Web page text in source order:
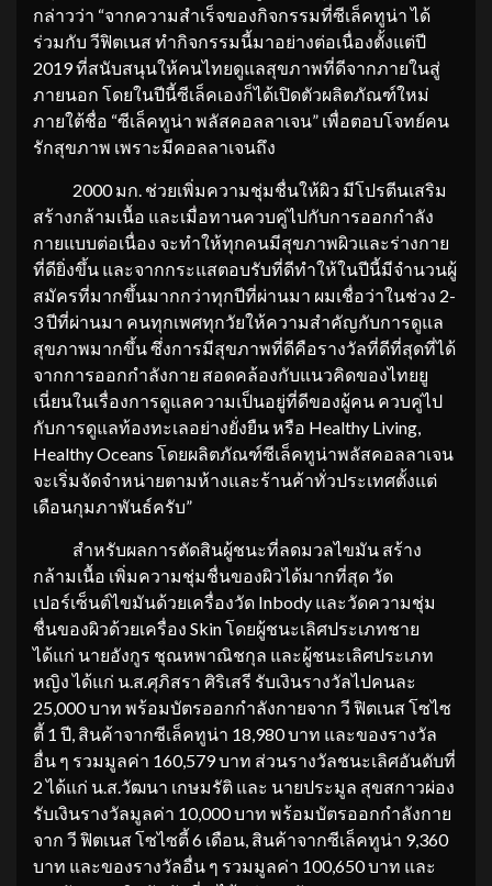
กล่าวว่า “จากความสำเร็จของกิจกรรมที่ซีเล็คทูน่า ได้
ร่วมกับ วีฟิตเนส ทำกิจกรรมนี้มาอย่างต่อเนื่องตั้งแต่ปี
2019 ที่สนับสนุนให้คนไทยดูแลสุขภาพที่ดีจากภายในสู่
ภายนอก โดยในปีนี้ซีเล็คเองก็ได้เปิดตัวผลิตภัณฑ์ใหม่
ภายใต้ชื่อ “ซีเล็คทูน่า พลัสคอลลาเจน” เพื่อตอบโจทย์คน
รักสุขภาพ เพราะมีคอลลาเจนถึง
2000 มก. ช่วยเพิ่มความชุ่มชื่นให้ผิว มีโปรตีนเสริม
สร้างกล้ามเนื้อ และเมื่อทานควบคู่ไปกับการออกกำลัง
กายแบบต่อเนื่อง จะทำให้ทุกคนมีสุขภาพผิวและร่างกาย
ที่ดียิ่งขึ้น และจากกระแสตอบรับที่ดีทำให้ในปีนี้มีจำนวนผู้
สมัครที่มากขึ้นมากกว่าทุกปีที่ผ่านมา ผมเชื่อว่าในช่วง 2-
3 ปีที่ผ่านมา คนทุกเพศทุกวัยให้ความสำคัญกับการดูแล
สุขภาพมากขึ้น ซึ่งการมีสุขภาพที่ดีคือรางวัลที่ดีที่สุดที่ได้
จากการออกกำลังกาย สอดคล้องกับแนวคิดของไทยยู
เนี่ยนในเรื่องการดูแลความเป็นอยู่ที่ดีของผู้คน ควบคู่ไป
กับการดูแลท้องทะเลอย่างยั่งยืน หรือ Healthy Living,
Healthy Oceans โดยผลิตภัณฑ์ซีเล็คทูน่าพลัสคอลลาเจน
จะเริ่มจัดจำหน่ายตามห้างและร้านค้าทั่วประเทศตั้งแต่
เดือนกุมภาพันธ์ครับ”
สำหรับผลการตัดสินผู้ชนะที่ลดมวลไขมัน สร้าง
กล้ามเนื้อ เพิ่มความชุ่มชื่นของผิวได้มากที่สุด วัด
เปอร์เซ็นต์ไขมันด้วยเครื่องวัด Inbody และวัดความชุ่ม
ชื่นของผิวด้วยเครื่อง Skin โดยผู้ชนะเลิศประเภทชาย
ได้แก่ นายอังกูร ชุณหพาณิชกุล และผู้ชนะเลิศประเภท
หญิง ได้แก่ น.ส.ศุภิสรา ศิริเสรี รับเงินรางวัลไปคนละ
25,000 บาท พร้อมบัตรออกกำลังกายจาก วี ฟิตเนส โซไซ
ตี้ 1 ปี, สินค้าจากซีเล็คทูน่า 18,980 บาท และของรางวัล
อื่น ๆ รวมมูลค่า 160,579 บาท ส่วนรางวัลชนะเลิศอันดับที่
2 ได้แก่ น.ส.วัฒนา เกษมรัติ และ นายประมูล สุขสกาวผ่อง
รับเงินรางวัลมูลค่า 10,000 บาท พร้อมบัตรออกกำลังกาย
จาก วี ฟิตเนส โซไซตี้ 6 เดือน, สินค้าจากซีเล็คทูน่า 9,360
บาท และของรางวัลอื่น ๆ รวมมูลค่า 100,650 บาท และ